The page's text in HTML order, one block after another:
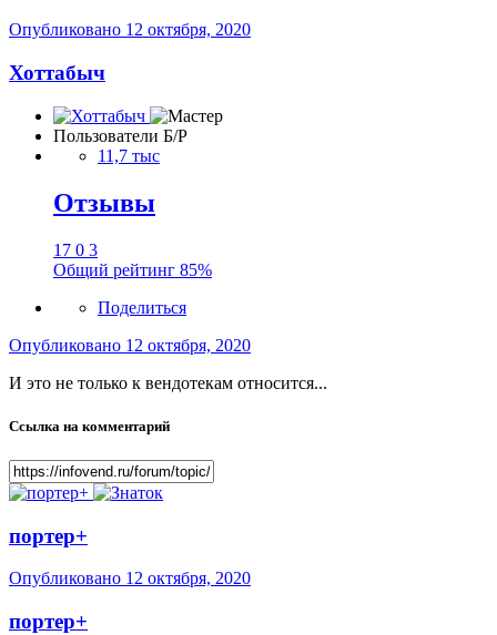
Опубликовано 12 октября, 2020
Хоттабыч
Пользователи Б/Р
11,7 тыс
Отзывы
17 0 3
Общий рейтинг 85%
Поделиться
Опубликовано 12 октября, 2020
И это не только к вендотекам относится...
Ссылка на комментарий
портер+
Опубликовано 12 октября, 2020
портер+